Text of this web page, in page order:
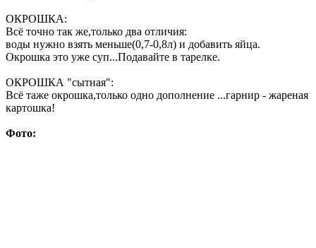
ОКРОШКА:
Всё точно так же,только два отличия:
воды нужно взять меньше(0,7-0,8л) и добавить яйца.
Окрошка это уже суп...Подавайте в тарелке.
ОКРОШКА "сытная":
Всё таже окрошка,только одно дополнение ...гарнир - жареная
картошка!
Фото: